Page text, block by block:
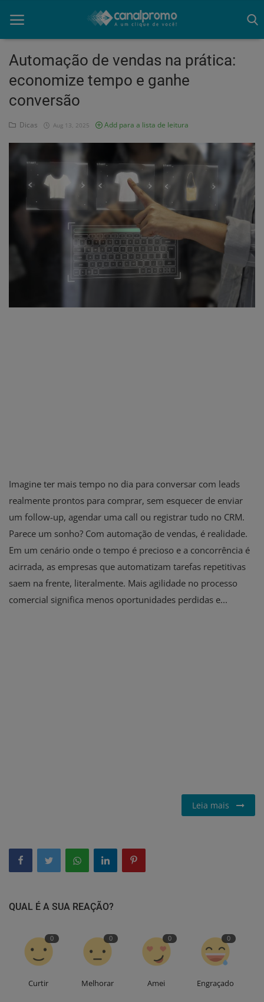
Home
Dicas
Guia do Clube
Clube de Negócios
Automação de vendas na prática:
economize tempo e ganhe
conversão
Dicas Aug 13, 2025 Add para a lista de leitura
Imagine ter mais tempo no dia para conversar com leads
realmente prontos para comprar, sem esquecer de enviar
um follow-up, agendar uma call ou registrar tudo no CRM.
Parece um sonho? Com automação de vendas, é realidade.
Em um cenário onde o tempo é precioso e a concorrência é
acirrada, as empresas que automatizam tarefas repetitivas
saem na frente, literalmente. Mais agilidade no processo
comercial significa menos oportunidades perdidas e...
Leia mais
QUAL É A SUA REAÇÃO?
0
Curtir
0
Melhorar
0
Amei
0
Engraçado